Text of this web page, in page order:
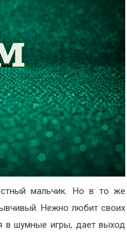
мальчик. Но в то же
Нежно любит своих
в шумные игры, дает выход